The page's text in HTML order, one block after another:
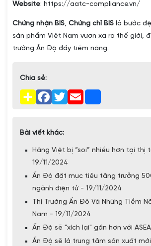
Website: https://aatc-compliance.vn/
Chứng nhận BIS, Chứng chỉ BIS là bước
sản phẩm Việt Nam vươn xa ra thế giới,
trường Ấn Độ đầy tiềm năng.
Chia sẻ:
Bài viết khác:
Hàng Việt bị “soi” nhiều hơn tại thị
19/11/2024
Ấn Độ đặt mục tiêu tăng trưởng
ngành điện tử - 19/11/2024
Thị Trường Ấn Độ Và Những Tiềm
Nam - 19/11/2024
Ấn Độ sẽ "xích lại" gần hơn với
Ấn Độ sẽ là trung tâm sản xuất